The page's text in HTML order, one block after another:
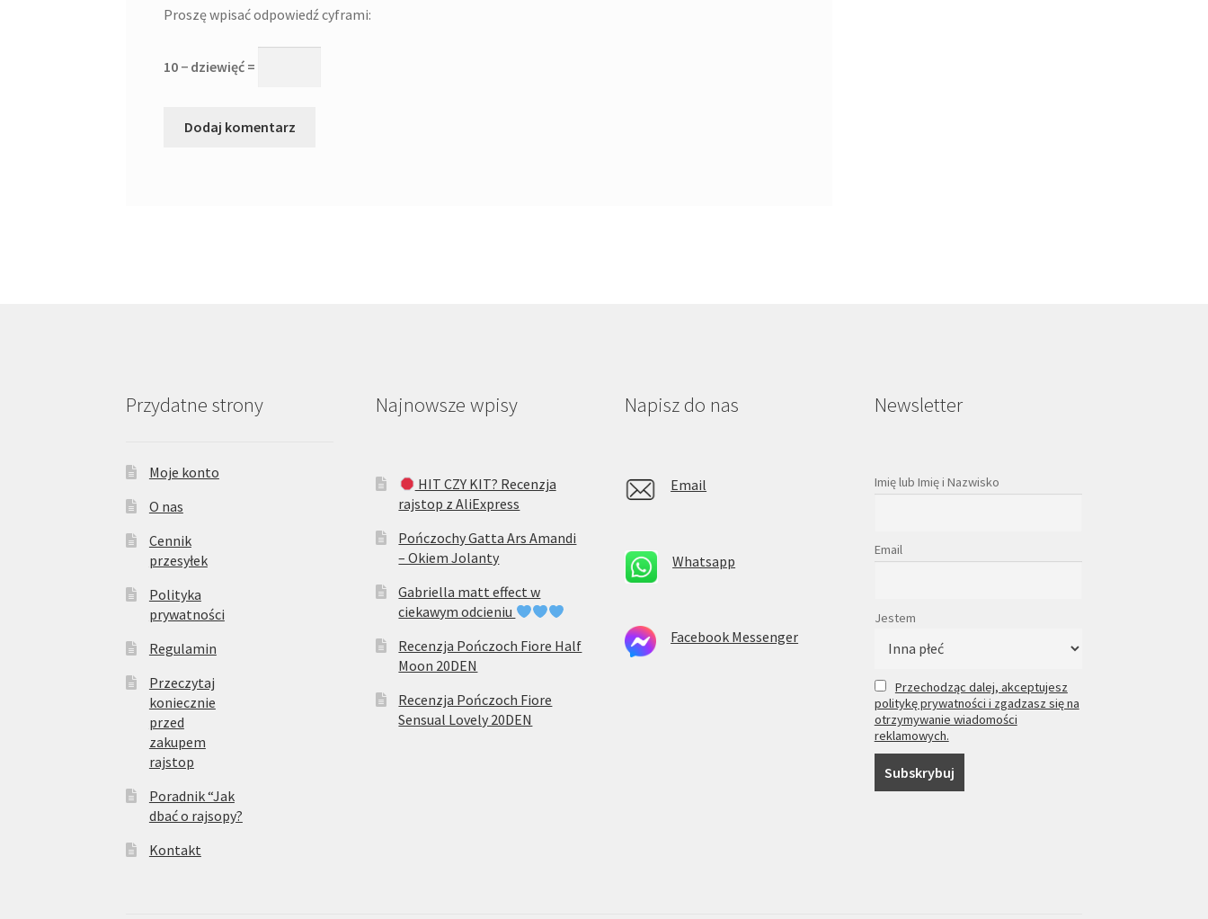
Proszę wpisać odpowiedź cyframi:
10 − dziewięć =
Przydatne strony
Moje konto
O nas
Cennik
przesyłek
Polityka
prywatności
Regulamin
Przeczytaj
koniecznie
przed
zakupem
rajstop
Poradnik “Jak
dbać o rajsopy?
Kontakt
Najnowsze wpisy
HIT CZY KIT? Recenzja
rajstop z AliExpress
Pończochy Gatta Ars Amandi
– Okiem Jolanty
Gabriella matt effect w
ciekawym odcieniu
Recenzja Pończoch Fiore Half
Moon 20DEN
Recenzja Pończoch Fiore
Sensual Lovely 20DEN
Napisz do nas
Email
Whatsapp
Facebook Messenger
Newsletter
Imię lub Imię i Nazwisko
Email
Jestem
Przechodząc dalej, akceptujesz
politykę prywatności i zgadzasz się na
otrzymywanie wiadomości
reklamowych.